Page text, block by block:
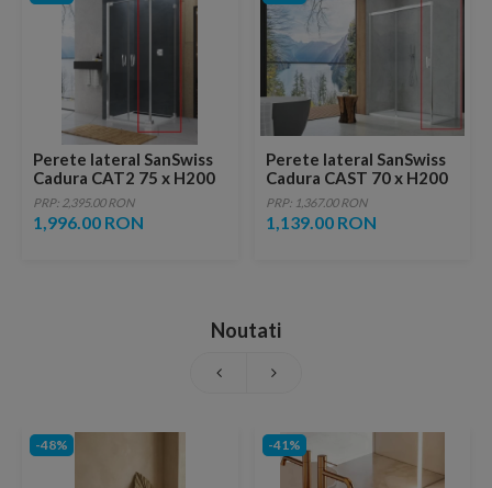
Perete lateral SanSwiss
Cadura CAT2 75 x H200
cm
PRP: 2,395.00 RON
1,996.00 RON
Perete lateral SanSwiss
Cadura CAST 70 x H200
cm
PRP: 1,367.00 RON
1,139.00 RON
Noutati
-48% -41%